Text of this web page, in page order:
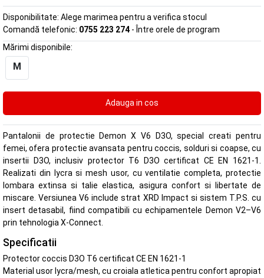
Disponibilitate: Alege marimea pentru a verifica stocul
Comandă telefonic: 0755 223 274 - Între orele de program
Mărimi disponibile:
M
Pantalonii de protectie Demon X V6 D3O, special creati pentru
femei, ofera protectie avansata pentru coccis, solduri si coapse, cu
insertii D3O, inclusiv protector T6 D3O certificat CE EN 1621-1.
Realizati din lycra si mesh usor, cu ventilatie completa, protectie
lombara extinsa si talie elastica, asigura confort si libertate de
miscare. Versiunea V6 include strat XRD Impact si sistem T.P.S. cu
insert detasabil, fiind compatibili cu echipamentele Demon V2–V6
prin tehnologia X-Connect.
Specificatii
Protector coccis D3O T6 certificat CE EN 1621-1
Material usor lycra/mesh, cu croiala atletica pentru confort apropiat